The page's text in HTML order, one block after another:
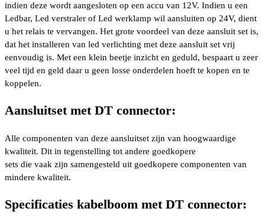
indien deze wordt aangesloten op een accu van 12V. Indien u een
Ledbar, Led verstraler of Led werklamp wil aansluiten op 24V, dient
u het relais te vervangen. Het grote voordeel van deze aansluit set is,
dat het installeren van led verlichting met deze aansluit set vrij
eenvoudig is. Met een klein beetje inzicht en geduld, bespaart u zeer
veel tijd en geld daar u geen losse onderdelen hoeft te kopen en te
koppelen.
Aansluitset met DT connector:
Alle componenten van deze aansluitset zijn van hoogwaardige
kwaliteit. Dit in tegenstelling tot andere goedkopere
sets die vaak zijn samengesteld uit goedkopere componenten van
mindere kwaliteit.
Specificaties kabelboom met DT connector: